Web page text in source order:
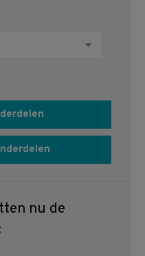
nu de